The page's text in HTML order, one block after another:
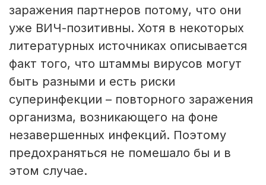
заражения партнеров потому, что они
уже ВИЧ-позитивны. Хотя в некоторых
литературных источниках описывается
факт того, что штаммы вирусов могут
быть разными и есть риски
суперинфекции – повторного заражения
организма, возникающего на фоне
незавершенных инфекций. Поэтому
предохраняться не помешало бы и в
этом случае.